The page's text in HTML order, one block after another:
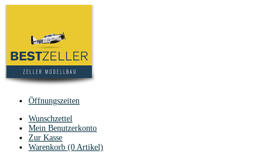
Öffnungszeiten
Wunschzettel
Mein Benutzerkonto
Zur Kasse
Warenkorb (0 Artikel)